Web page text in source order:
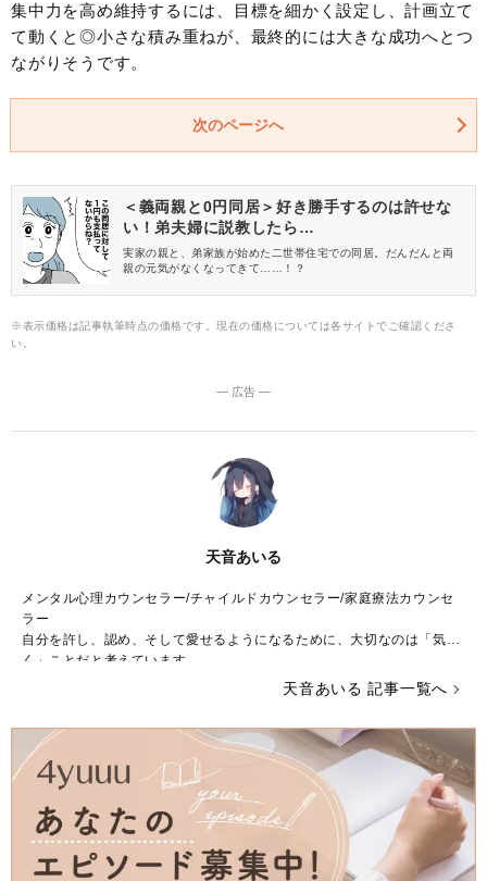
集中力を高め維持するには、目標を細かく設定し、計画立て
て動くと◎小さな積み重ねが、最終的には大きな成功へとつ
ながりそうです。
次のページへ
＜義両親と0円同居＞好き勝手するのは許せな
い！弟夫婦に説教したら…
実家の親と、弟家族が始めた二世帯住宅での同居。だんだんと両
親の元気がなくなってきて……！？
※表示価格は記事執筆時点の価格です。現在の価格については各サイトでご確認くださ
い。
― 広告 ―
天音あいる
メンタル心理カウンセラー/チャイルドカウンセラー/家庭療法カウンセ
ラー
自分を許し、認め、そして愛せるようになるために、大切なのは「気づ
く」ことだと考えています。
天音あいる 記事一覧へ